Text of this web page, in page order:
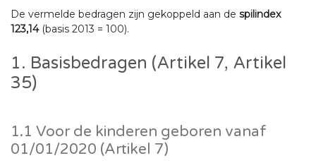
De vermelde bedragen zijn gekoppeld aan de spilindex
123,14(basis 2013 = 100).
1. Basisbedragen (Artikel 7, Artikel
35)
1.1 Voor de kinderen geboren vanaf
01/01/2020 (Artikel 7)